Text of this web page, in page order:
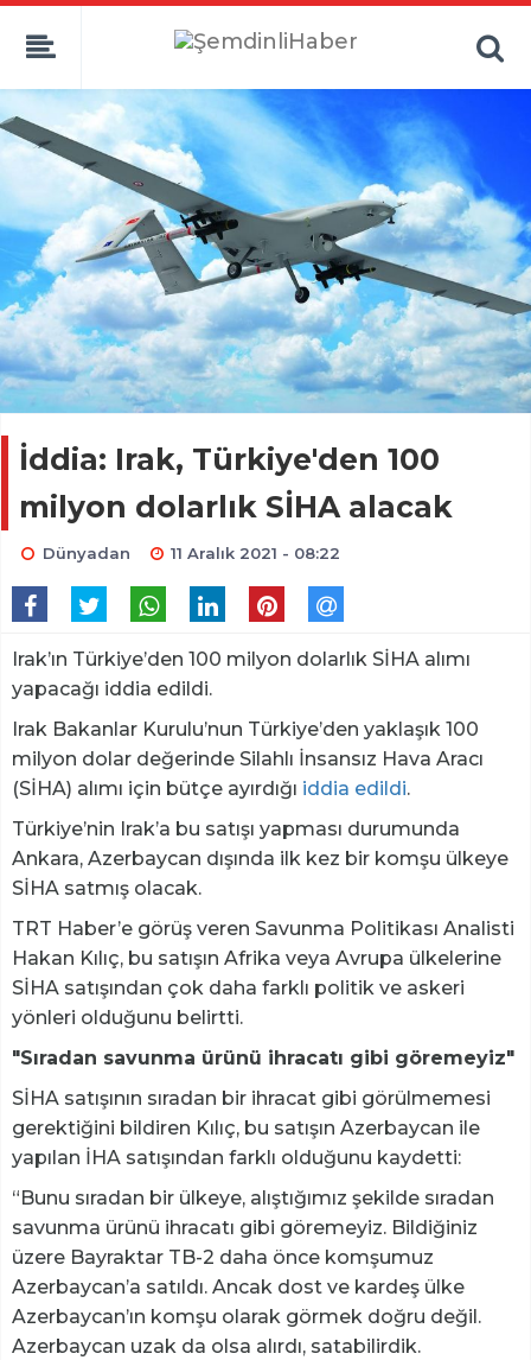
İddia: Irak, Türkiye'den 100
milyon dolarlık SİHA alacak
Dünyadan 11 Aralık 2021 - 08:22
Irak’ın Türkiye’den 100 milyon dolarlık SİHA alımı
yapacağı iddia edildi.
Irak Bakanlar Kurulu’nun Türkiye’den yaklaşık 100
milyon dolar değerinde Silahlı İnsansız Hava Aracı
(SİHA) alımı için bütçe ayırdığı iddia edildi.
Türkiye’nin Irak’a bu satışı yapması durumunda
Ankara, Azerbaycan dışında ilk kez bir komşu ülkeye
SİHA satmış olacak.
TRT Haber’e görüş veren Savunma Politikası Analisti
Hakan Kılıç, bu satışın Afrika veya Avrupa ülkelerine
SİHA satışından çok daha farklı politik ve askeri
yönleri olduğunu belirtti.
"Sıradan savunma ürünü ihracatı gibi göremeyiz"
SİHA satışının sıradan bir ihracat gibi görülmemesi
gerektiğini bildiren Kılıç, bu satışın Azerbaycan ile
yapılan İHA satışından farklı olduğunu kaydetti:
“Bunu sıradan bir ülkeye, alıştığımız şekilde sıradan
savunma ürünü ihracatı gibi göremeyiz. Bildiğiniz
üzere Bayraktar TB-2 daha önce komşumuz
Azerbaycan’a satıldı. Ancak dost ve kardeş ülke
Azerbaycan’ın komşu olarak görmek doğru değil.
Azerbaycan uzak da olsa alırdı, satabilirdik.